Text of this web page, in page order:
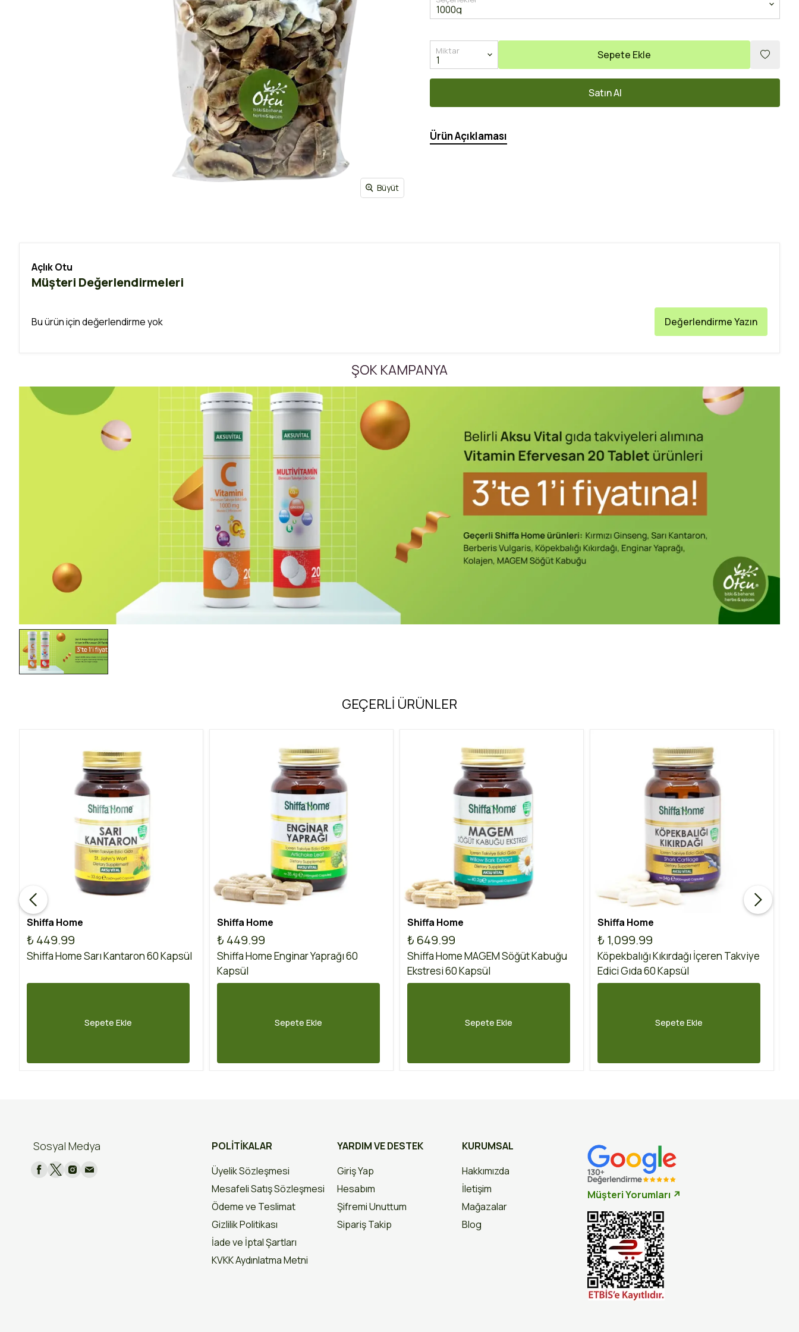
Büyüt
Miktar Sepete Ekle
Satın Al
Ürün Açıklaması
Açlık Otu
Müşteri Değerlendirmeleri
Bu ürün için değerlendirme yok Değerlendirme Yazın
ŞOK KAMPANYA
GEÇERLİ ÜRÜNLER
Shiffa Home
₺ 449.99
Shiffa Home Sarı Kantaron 60 Kapsül
Sepete Ekle
Shiffa Home
₺ 449.99
Shiffa Home Enginar Yaprağı 60
Kapsül
Sepete Ekle
Shiffa Home
₺ 649.99
Shiffa Home MAGEM Söğüt Kabuğu
Ekstresi 60 Kapsül
Sepete Ekle
Shiffa Home
₺ 1,099.99
Köpekbalığı Kıkırdağı İçeren Takviye
Edici Gıda 60 Kapsül
Sepete Ekle
Sosyal Medya
POLİTİKALAR
Üyelik Sözleşmesi
Mesafeli Satış Sözleşmesi
Ödeme ve Teslimat
Gizlilik Politikası
İade ve İptal Şartları
KVKK Aydınlatma Metni
YARDIM VE DESTEK
Giriş Yap
Hesabım
Şifremi Unuttum
Sipariş Takip
KURUMSAL
Hakkımızda
İletişim
Mağazalar
Blog
Müşteri Yorumları ↗